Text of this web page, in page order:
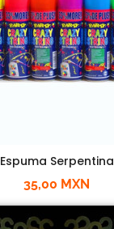
Espuma Serpentina
35,00 MXN